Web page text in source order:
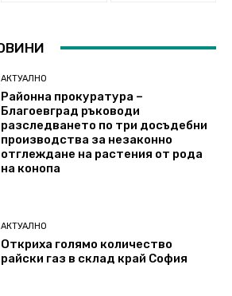
АКТУАЛНО
Районна прокуратура –
Благоевград ръководи
разследването по три досъдебни
производства за незаконно
отглеждане на растения от рода
на конопа
АКТУАЛНО
Откриха голямо количество
райски газ в склад край София